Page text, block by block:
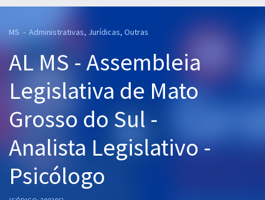
Cursos 20% OFF
Pós
Graduação
OAB
Mentorias
MS - Administrativas, Jurídicas, Outras
AL MS - Assembleia
Legislativa de Mato
Grosso do Sul -
Analista Legislativo -
Psicólogo